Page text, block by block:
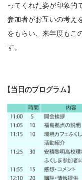
ってくれた姿が印象的
参加者がお互いの考え
をもらい、来年度もこ
す。
【当日のプログラム】